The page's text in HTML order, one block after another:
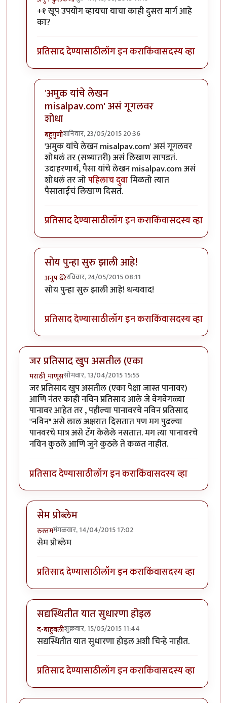
In reply toआयडी पुढे /authored लाउनbyअनुप ढेरे
+१ खूप उपयोग व्हायचा याचा काही दुसरा मार्ग आहे
का?
प्रतिसाद देण्यासाठीलॉग इन कराकिंवासदस्य व्हा
'अमुक यांचे लेखन
misalpav.com' असं गूगलवर
शोधा
बहुगुणीशनिवार, 23/05/2015 20:36
In reply to+१byअनुप कुलकर्णी
'अमुक यांचे लेखन misalpav.com' असं गूगलवर
शोधलं तर (सध्यातरी) असं लिखाण सापडतं.
उदाहरणार्थ, पैसा यांचे लेखन misalpav.com असं
शोधलं तर जोपहिलाच दुवामिळतो त्यात
पैसाताईंचं लिखाण दिसतं.
प्रतिसाद देण्यासाठीलॉग इन कराकिंवासदस्य व्हा
सोय पुन्हा सुरु झाली आहे!
अनुप ढेरेरविवार, 24/05/2015 08:11
In reply to+१byअनुप कुलकर्णी
सोय पुन्हा सुरु झाली आहे! धन्यवाद!
प्रतिसाद देण्यासाठीलॉग इन कराकिंवासदस्य व्हा
जर प्रतिसाद खुप असतील (एका
मराठी_माणूससोमवार, 13/04/2015 15:55
जर प्रतिसाद खुप असतील (एका पेक्षा जास्त पानावर)
आणि नंतर काही नविन प्रतिसाद आले जे वेगवेगळ्या
पानावर आहेत तर , पहील्या पानावरचे नविन प्रतिसाद
"नविन" असे लाल अक्षरात दिसतात पण मग पुढल्या
पानवरचे मात्र असे टॅग केलेले नसतात. मग त्या पानावरचे
नविन कुठले आणि जुने कुठले ते कळत नाहीत.
प्रतिसाद देण्यासाठीलॉग इन कराकिंवासदस्य व्हा
सेम प्रोब्लेम
रुस्तममंगळवार, 14/04/2015 17:02
In reply to
सेम प्रोब्लेम
प्रतिसाद देण्यासाठीलॉग इन कराकिंवासदस्य व्हा
सद्यस्थितीत यात सुधारणा होइल
द-बाहुबलीशुक्रवार, 15/05/2015 11:44
In reply toजर प्रतिसाद खुप असतील (एकाbyमराठी_माणूस
सद्यस्थितीत यात सुधारणा होइल अशी चिन्हे नाहीत.
प्रतिसाद देण्यासाठीलॉग इन कराकिंवासदस्य व्हा